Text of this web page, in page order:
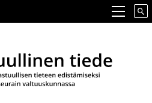
pääsisältöön